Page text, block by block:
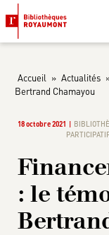
Accueil » Actualités
Bertrand Chamayou
18 octobre 2021
: le
Panneau de gestion